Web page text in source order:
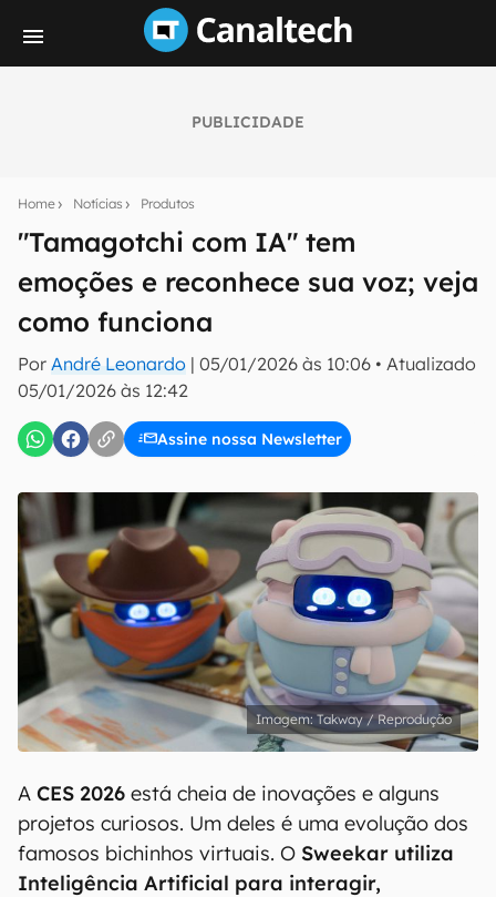
PUBLICIDADE
Home Notícias Produtos
"Tamagotchi com IA" tem
emoções e reconhece sua voz; veja
como funciona
Por André Leonardo | 05/01/2026 às 10:06 • Atualizado
05/01/2026 às 12:42
Assine nossa Newsletter
notícias e reviews sobre tecnologia em primeira
E-mail
inscreva-se
Confirmo que li, aceito e concordo com os Termos de
Uso e Política de Privacidade do Canaltech.
Takway / Reprodução
A CES 2026 está cheia de inovações e alguns
projetos curiosos. Um deles é uma evolução dos
famosos bichinhos virtuais. O Sweekar utiliza
Inteligência Artificial para interagir,